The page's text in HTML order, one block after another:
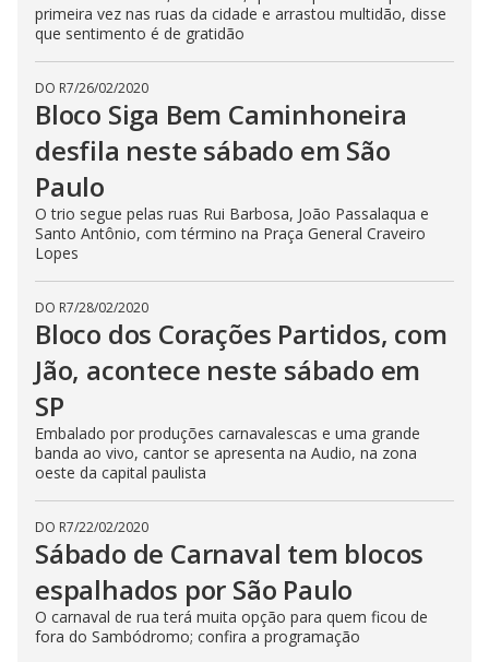
primeira vez nas ruas da cidade e arrastou multidão, disse
que sentimento é de gratidão
DO R7/26/02/2020
Bloco Siga Bem Caminhoneira
desfila neste sábado em São
Paulo
O trio segue pelas ruas Rui Barbosa, João Passalaqua e
Santo Antônio, com término na Praça General Craveiro
Lopes
DO R7/28/02/2020
Bloco dos Corações Partidos, com
Jão, acontece neste sábado em
SP
Embalado por produções carnavalescas e uma grande
banda ao vivo, cantor se apresenta na Audio, na zona
oeste da capital paulista
DO R7/22/02/2020
Sábado de Carnaval tem blocos
espalhados por São Paulo
O carnaval de rua terá muita opção para quem ficou de
fora do Sambódromo; confira a programação